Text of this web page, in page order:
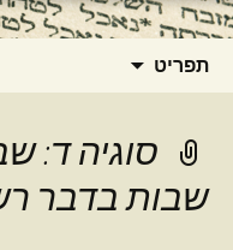
תפריט
שבות בדבר